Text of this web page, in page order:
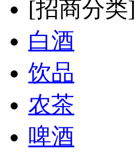
[招商分类]
白酒
饮品
农茶
啤酒